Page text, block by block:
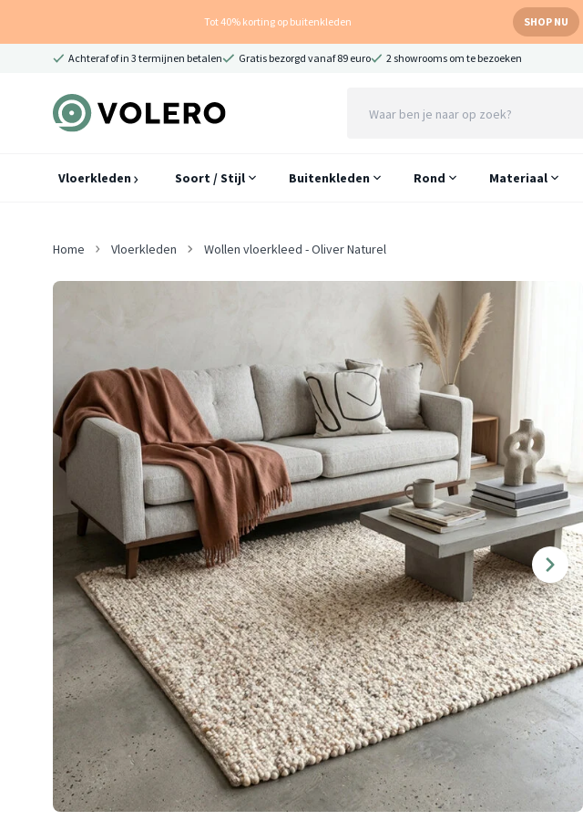
Tot 40% korting op buitenkleden SHOP NU
Achteraf of in 3 termijnen betalen Gratis bezorgd vanaf 89 euro 2 showrooms om te bezoeken
Vloerkleden Soort / Stijl Buitenkleden Rond Materiaal
Home Vloerkleden Wollen vloerkleed - Oliver Naturel